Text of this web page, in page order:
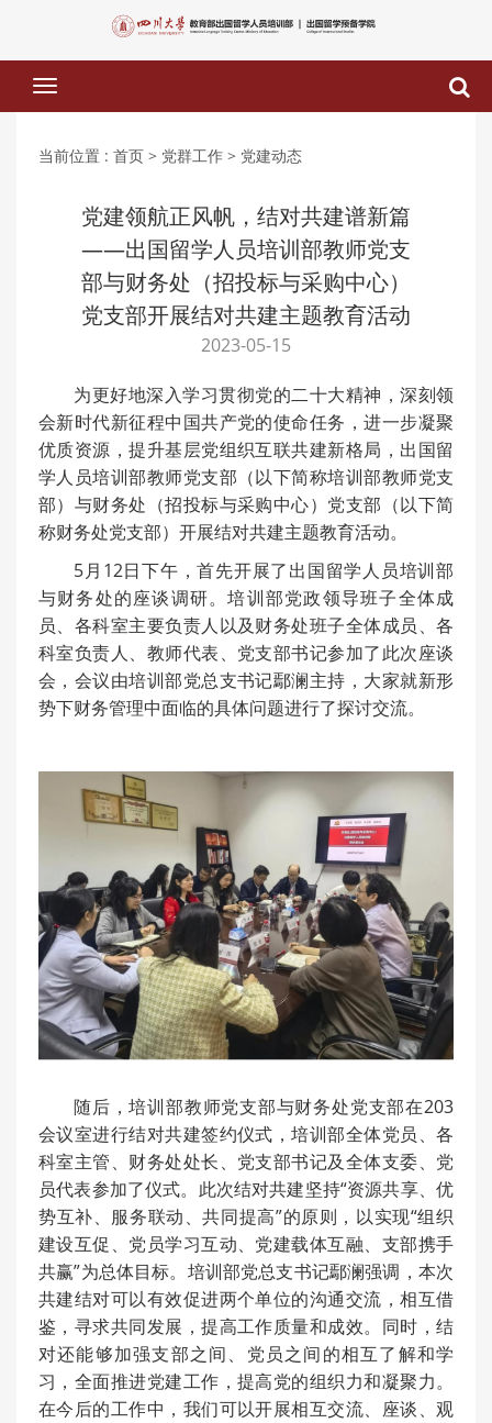
下
拉
单
当前位置 : 首页 > 党群工作 > 党建动态
党建领航正风帆，结对共建谱新篇
——出国留学人员培训部教师党支
部与财务处（招投标与采购中心）
党支部开展结对共建主题教育活动
2023-05-15
为更好地深入学习贯彻党的二十大精神，深刻领
会新时代新征程中国共产党的使命任务，进一步凝聚
优质资源，提升基层党组织互联共建新格局，出国留
学人员培训部教师党支部（以下简称培训部教师党支
部）与财务处（招投标与采购中心）党支部（以下简
称财务处党支部）开展结对共建主题教育活动。
5月12日下午，首先开展了出国留学人员培训部
与财务处的座谈调研。培训部党政领导班子全体成
员、各科室主要负责人以及财务处班子全体成员、各
科室负责人、教师代表、党支部书记参加了此次座谈
会，会议由培训部党总支书记鄢澜主持，大家就新形
势下财务管理中面临的具体问题进行了探讨交流。
随后，培训部教师党支部与财务处党支部在203
会议室进行结对共建签约仪式，培训部全体党员、各
科室主管、财务处处长、党支部书记及全体支委、党
员代表参加了仪式。此次结对共建坚持“资源共享、优
势互补、服务联动、共同提高”的原则，以实现“组织
建设互促、党员学习互动、党建载体互融、支部携手
共赢”为总体目标。培训部党总支书记鄢澜强调，本次
共建结对可以有效促进两个单位的沟通交流，相互借
鉴，寻求共同发展，提高工作质量和成效。同时，结
对还能够加强支部之间、党员之间的相互了解和学
习，全面推进党建工作，提高党的组织力和凝聚力。
在今后的工作中，我们可以开展相互交流、座谈、观